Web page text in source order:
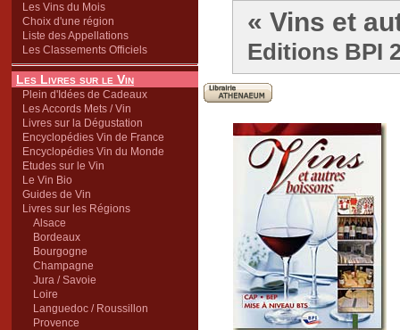
Les Vins du Mois
Choix d'une région
Liste des Appellations
Les Classements Officiels
Les Livres sur le Vin
Plein d'Idées de Cadeaux
Les Accords Mets / Vin
Livres sur la Dégustation
Encyclopédies Vin de France
Encyclopédies Vin du Monde
Etudes sur le Vin
Le Vin Bio
Guides de Vin
Livres sur les Régions
Alsace
Bordeaux
Bourgogne
Champagne
Jura / Savoie
Loire
Languedoc / Roussillon
Provence
« Vins et
Editions BPI